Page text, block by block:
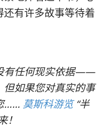
有许多故事等待着
有任何现实依据——
如果您对真实的事
…… 莫斯科游览“半
！